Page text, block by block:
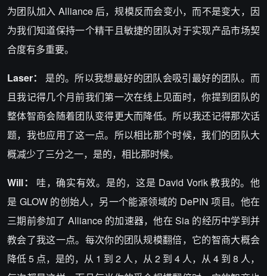
为团队加入 Alliance 后，规模反而会变小，而不是变大，因
为我们知道保持一个精干且敏捷的团队对于实现产品市场契
合度有多重要。
Laser： 是的。所以我想最好的团队会吸引最好的团队。而
且我记得几个月前我们第一次在线上见面时，你提到团队的
整体智商会随着团队变得更大而降低。所以我还记得那次话
题，我也应用了这一点。所以相比那个时候，我们的团队大
概减少了三分之一，是的，相比那时候。
Will： 哇，确实有效。是的，这是 David Vorik 教我的。他
是 GLOW 的创始人，另一个能源领域的 DePIN 项目。他在
三期前参加了 Alliance 的加速器，他在 Sia 的经历中学到并
教会了我这一点。每次你的团队规模翻倍，它的智商大概会
降低 5 点，是的，从 1 到 2 人，从 2 到 4 人，从 4 到 8 人，